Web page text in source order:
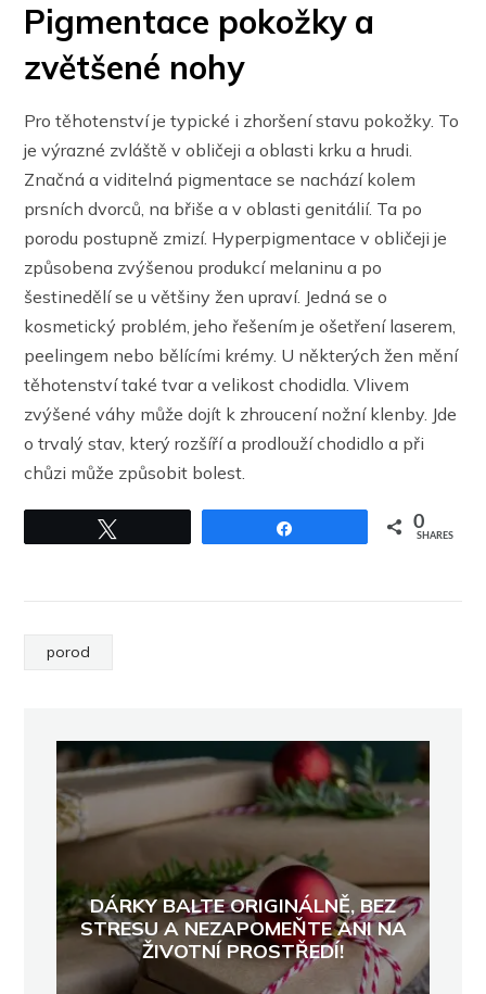
Pigmentace pokožky a
zvětšené nohy
Pro těhotenství je typické i zhoršení stavu pokožky. To
je výrazné zvláště v obličeji a oblasti krku a hrudi.
Značná a viditelná pigmentace se nachází kolem
prsních dvorců, na břiše a v oblasti genitálií. Ta po
porodu postupně zmizí. Hyperpigmentace v obličeji je
způsobena zvýšenou produkcí melaninu a po
šestinedělí se u většiny žen upraví. Jedná se o
kosmetický problém, jeho řešením je ošetření laserem,
peelingem nebo bělícími krémy. U některých žen mění
těhotenství také tvar a velikost chodidla. Vlivem
zvýšené váhy může dojít k zhroucení nožní klenby. Jde
o trvalý stav, který rozšíří a prodlouží chodidlo a při
chůzi může způsobit bolest.
0
SHARES
porod
DÁRKY BALTE ORIGINÁLNĚ, BEZ
STRESU A NEZAPOMEŇTE ANI NA
ŽIVOTNÍ PROSTŘEDÍ!